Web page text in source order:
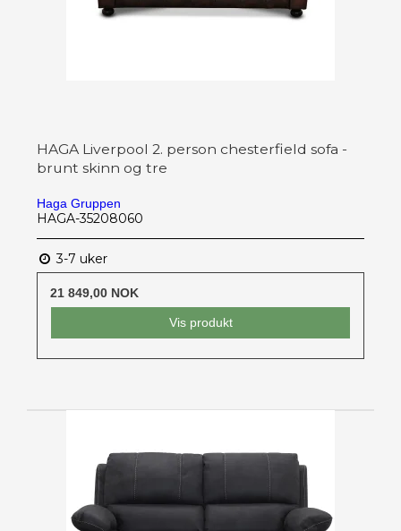
HAGA Liverpool 2. person chesterfield sofa -
brunt skinn og tre
Haga Gruppen
HAGA-35208060
3-7 uker
21 849,00 NOK
Vis produkt